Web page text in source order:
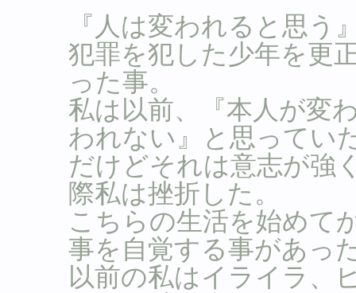
『人は変われると思う
犯罪を犯した少年を更
った事。
私は以前、『本人が変
われない』と思ってい
だけどそれは意志が強
際私は挫折した。
こちらの生活を始めて
事を自覚する事があっ
以前の私はイライラ、